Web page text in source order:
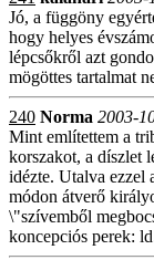
Jó, a függöny
hogy helyes
lépcsőkről azt
mögöttes tartalmat
240 Norma 2003-
Mint említettem a
korszakot, a díszlet
idézte. Utalva ezzel
módon átverő
\"szívemből
koncepciós perek: